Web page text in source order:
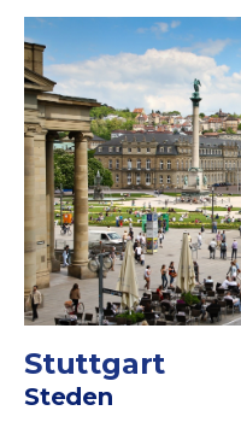
Stuttgart
Steden